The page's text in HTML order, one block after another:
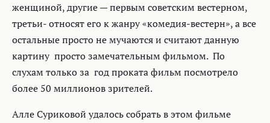
женщиной, другие — первым советским вестерном,
третьи- относят его к жанру «комедия-вестерн», а все
остальные просто не мучаются и считают данную
картину просто замечательным фильмом. По
слухам только за год проката фильм посмотрело
более 50 миллионов зрителей.
Алле Суриковой удалось собрать в этом фильме